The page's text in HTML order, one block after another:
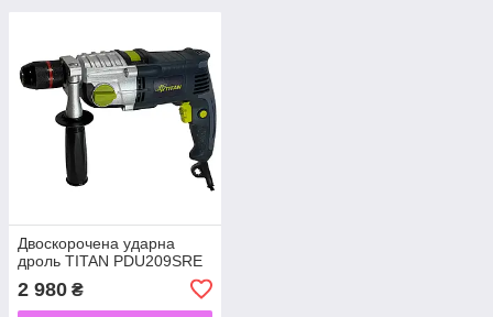
Двоскорочена ударна
дроль TITAN PDU209SRE
2 980 ₴